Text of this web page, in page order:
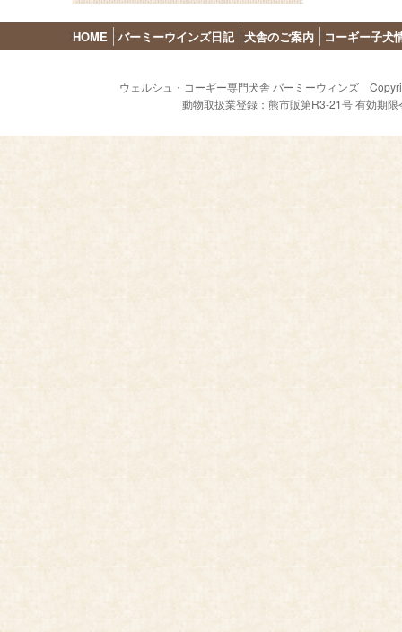
HOME バーミーウインズ日記 犬舎のご案内 コーギー子犬
ウェルシュ・コーギー専門犬舎 バーミーウィンズ
動物取扱業登録：熊市販第R3-21号 有効期